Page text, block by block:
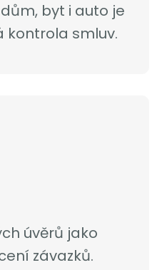
byt i auto je
kontrola smluv.
úvěrů jako
závazků.